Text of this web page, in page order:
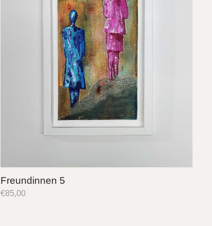
Freundinnen 5
€85,00